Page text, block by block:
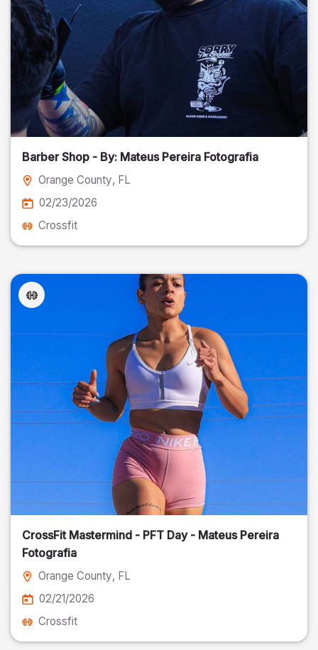
Barber Shop - By: Mateus Pereira Fotografia
Orange County, FL
02/23/2026
Crossfit
CrossFit Mastermind - PFT Day - Mateus Pereira
Fotografia
Orange County, FL
02/21/2026
Crossfit